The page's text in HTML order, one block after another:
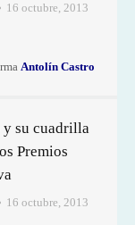
16 octubre, 2013
Antolín Castro
y su cuadrilla
Premios
16 octubre, 2013